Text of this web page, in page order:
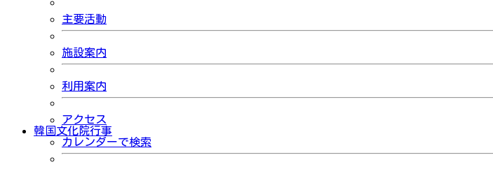
主要活動
施設案内
利用案内
アクセス
韓国文化院行事
カレンダーで検索